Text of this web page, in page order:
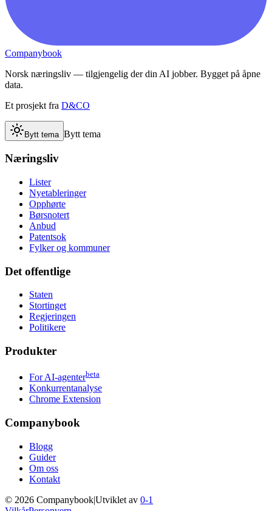
Companybook
Norsk næringsliv — tilgjengelig der din AI jobber. Bygget på åpne
data.
Et prosjekt fra D&CO
Bytt tema Bytt tema
Næringsliv
Lister
Nyetableringer
Opphørte
Børsnotert
Anbud
Patentsok
Fylker og kommuner
Det offentlige
Staten
Stortinget
Regjeringen
Politikere
Produkter
For AI-agenterbeta
Konkurrentanalyse
Chrome Extension
Companybook
Blogg
Guider
Om oss
Kontakt
© 2026 Companybook|Utviklet av 0-1